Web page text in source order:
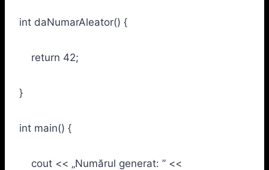
int daNumarAleator() {
return 42;
}
int main() {
cout << „Numărul generat: ” <<